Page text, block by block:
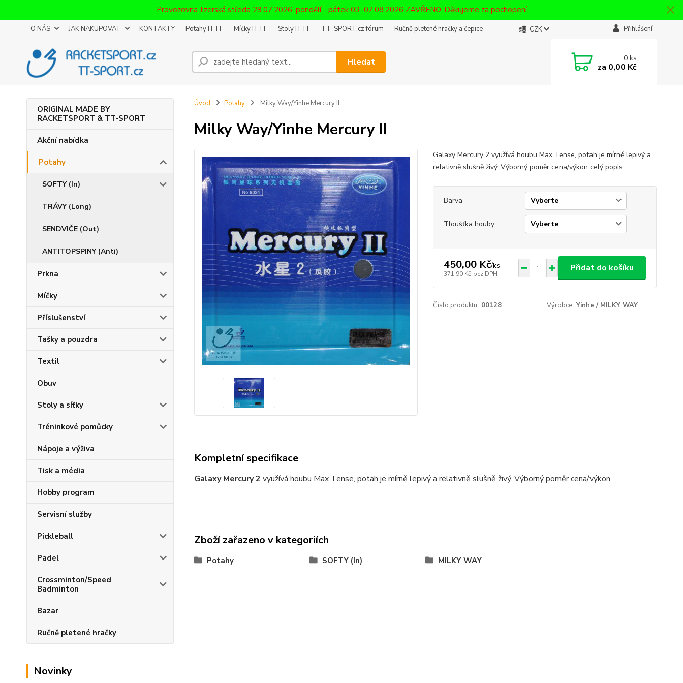
Provozovna Jizerská středa 29.07.2026, pondělí - pátek 03.-07.08.2026 ZAVŘENO. Děkujeme za pochopení
O NÁS JAK NAKUPOVAT KONTAKTY Potahy ITTF Míčky ITTF Stoly ITTF TT-SPORT.cz fórum Ručně pletené hračky a čepice CZK Přihlášení
Hledat 0ks
za 0,00 Kč
ORIGINAL MADE BY
RACKETSPORT & TT-SPORT
Akční nabídka
Potahy
SOFTY (In)
TRÁVY (Long)
SENDVIČE (Out)
ANTITOPSPINY (Anti)
Prkna
Míčky
Příslušenství
Tašky a pouzdra
Textil
Obuv
Stoly a síťky
Tréninkové pomůcky
Nápoje a výživa
Tisk a média
Hobby program
Servisní služby
Pickleball
Padel
Crossminton/Speed
Badminton
Bazar
Ručně pletené hračky
Novinky
Úvod Potahy Milky Way/Yinhe Mercury II
Milky Way/Yinhe Mercury II
Galaxy Mercury 2 využívá houbu Max Tense, potah je mírně lepivý a
relativně slušně živý. Výborný poměr cena/výkon celý popis
Barva
Tloušťka houby
450,00 Kč/ks
371,90 Kč bez DPH
Přidat do košíku
Číslo produktu: 00128 Výrobce: Yinhe / MILKY WAY
Kompletní specifikace
Galaxy Mercury 2 využívá houbu Max Tense, potah je mírně lepivý a relativně slušně živý. Výborný poměr cena/výkon
Zboží zařazeno v kategoriích
Potahy SOFTY (In) MILKY WAY